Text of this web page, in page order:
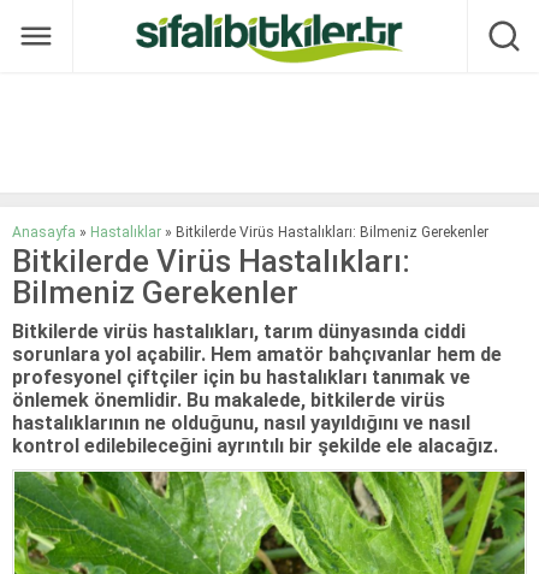
Anasayfa » Hastalıklar » Bitkilerde Virüs Hastalıkları: Bilmeniz Gerekenler
Bitkilerde Virüs Hastalıkları:
Bilmeniz Gerekenler
Bitkilerde virüs hastalıkları, tarım dünyasında ciddi
sorunlara yol açabilir. Hem amatör bahçıvanlar hem de
profesyonel çiftçiler için bu hastalıkları tanımak ve
önlemek önemlidir. Bu makalede, bitkilerde virüs
hastalıklarının ne olduğunu, nasıl yayıldığını ve nasıl
kontrol edilebileceğini ayrıntılı bir şekilde ele alacağız.